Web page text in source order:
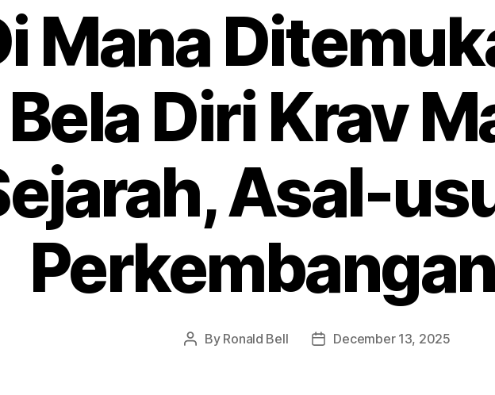
Mana
Bela Diri Krav
Asal-
Post
By Ronald Bell
PostDecember 13, 2025